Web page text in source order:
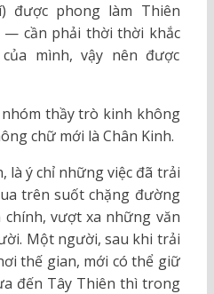
được phong làm Thiên
— cần phải thời thời khắc
mình, vậy nên được
thầy trò kinh không
chữ mới là Chân Kinh.
là ý chỉ những việc đã trải
trên suốt chặng đường
chính, vượt xa những văn
Một người, sau khi trải
thế gian, mới có thể giữ
đến Tây Thiên thì trong